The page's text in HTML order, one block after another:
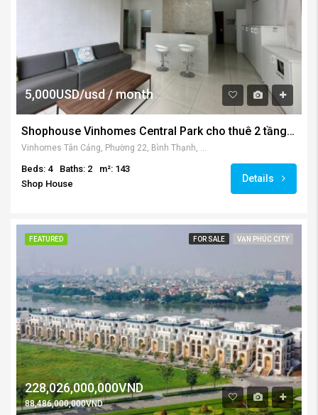
5,000USD/usd / month
Shophouse Vinhomes Central Park cho thuê 2 tầng 143 m2
Vinhomes Tân Cảng, Phường 22, Bình Thạnh, Thành phố Hồ Chí Minh, Việt Nam
Beds: 4 Baths: 2
m²: 143
Shop House
Details
FEATURED FOR SALE VẠN PHÚC CITY
228,026,000,000VND
88,486,000,000VND